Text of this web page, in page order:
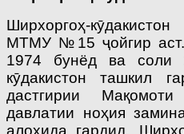
Ширхоргоҳ-
МТМУ №15 ҷойгир аст.
1974 бунёд ва соли
кӯдакистон ташкил
дастгирии
давлатии ноҳия
алоҳида гардид.